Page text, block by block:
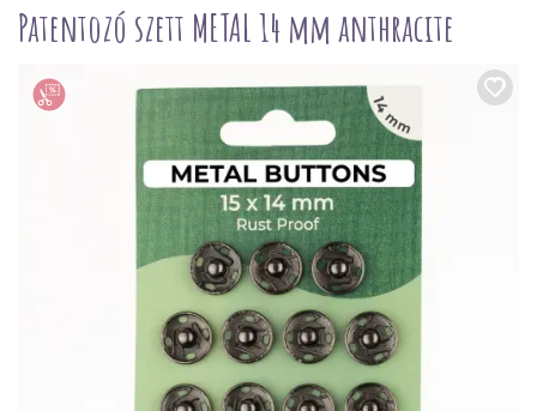
Patentozó szett METAL 14 mm anthracite